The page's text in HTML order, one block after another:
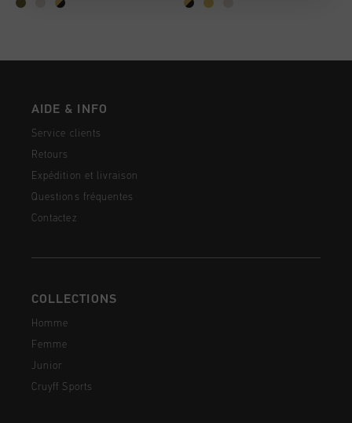
AIDE & INFO
Service clients
Retours
Expédition et livraison
Questions fréquentes
Contactez
COLLECTIONS
Homme
Femme
Junior
Cruyff Sports